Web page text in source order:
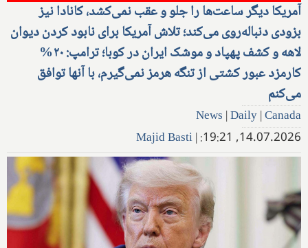
آمریکا دیگر ساعت‌ها را جلو و عقب نمی‌کشد، کانادا نیز
بزودی دنباله‌روی می‌کند؛ تلاش آمریکا برای نابود کردن دیوان
لاهه و کشف پهپاد و موشک ایران در کوبا؛ ترامپ: ۲۰%
کارمزد عبور کشتی از تنگه هرمز نمی‌گیرم، با آنها توافق
می‌کنم
News |Daily|Canada
14.07.2026, 19:21:
|
Majid Basti